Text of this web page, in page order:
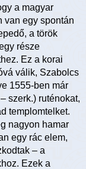
a magyar
van egy spontán
a török
része
Ez a korai
válik, Szabolcs
1555-ben már
szerk.) ruténokat,
templomtelket.
nagyon hamar
egy rác elem,
– a
Ezek a